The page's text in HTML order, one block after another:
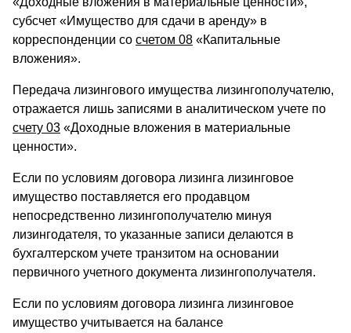
субсчет «Имущество для сдачи в аренду» в
корреспонденции со счетом 08 «Капитальные
вложения».
Передача лизингового имущества лизингополучателю,
отражается лишь записями в аналитическом учете по
счету 03 «Доходные вложения в материальные
ценности».
Если по условиям договора лизинга лизинговое
имущество поставляется его продавцом
непосредственно лизингополучателю минуя
лизингодателя, то указанные записи делаются в
бухгалтерском учете транзитом на основании
первичного учетного документа лизингополучателя.
Если по условиям договора лизинга лизинговое
имущество учитывается на балансе